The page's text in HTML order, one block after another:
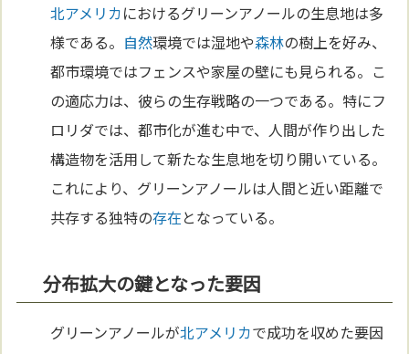
北アメリカにおけるグリーンアノールの生息地は多
様である。 自然環境では湿地や森林の樹上を好み、
都市環境ではフェンスや家屋の壁にも見られる。こ
の適応力は、彼らの生存戦略の一つである。特にフ
ロリダでは、都市化が進む中で、人間が作り出した
構造物を活用して新たな生息地を切り開いている。
これにより、グリーンアノールは人間と近い距離で
共存する独特の存在となっている。
分布拡大の鍵となった要因
グリーンアノールが北アメリカで成功を収めた要因